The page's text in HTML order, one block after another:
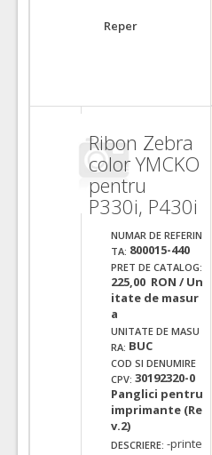
Reper
Ribon Zebra
color YMCKO
pentru
P330i, P430i
NUMAR DE REFERIN
TA: 800015-440
PRET DE CATALOG:
225,00 RON / Un
itate de masur
a
UNITATE DE MASU
RA: BUC
COD SI DENUMIRE
CPV: 30192320-0
Panglici pentru
imprimante (Re
v.2)
DESCRIERE: -printe